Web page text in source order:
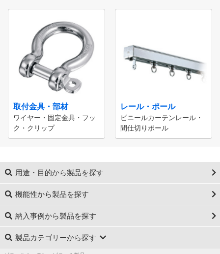
取付金具・部材
ワイヤー・固定金具・フッ
ク・クリップ
レール・ポール
ビニールカーテンレール・
間仕切りポール
用途・目的から製品を探す
機能性から製品を探す
納入事例から製品を探す
製品カテゴリーから探す